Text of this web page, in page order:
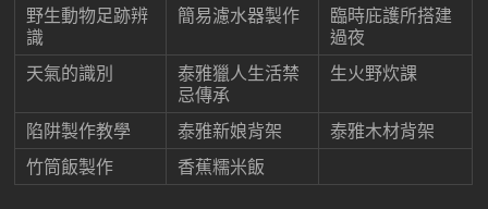
溪-
攀
岩-
全
第
一
野生動物足跡辨
識
簡易濾水器製作
臨時庇護所搭建
過夜
天氣的識別
泰雅獵人生活禁
忌傳承
生火野炊課
陷阱製作教學 泰雅新娘背架
泰雅木材背架
竹筒飯製作
香蕉糯米飯